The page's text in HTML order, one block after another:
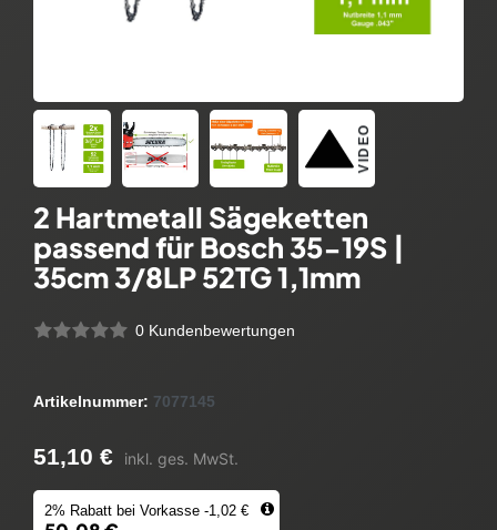
VIDEO
2 Hartmetall Sägeketten
passend für Bosch 35-19S |
35cm 3/8LP 52TG 1,1mm
0 Kundenbewertungen
Artikelnummer: 7077145
51,10 € inkl. ges. MwSt.
2% Rabatt bei Vorkasse -1,02 €